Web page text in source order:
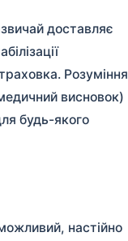
доставляє
Розуміння
висновок)
будь-якого
настійно